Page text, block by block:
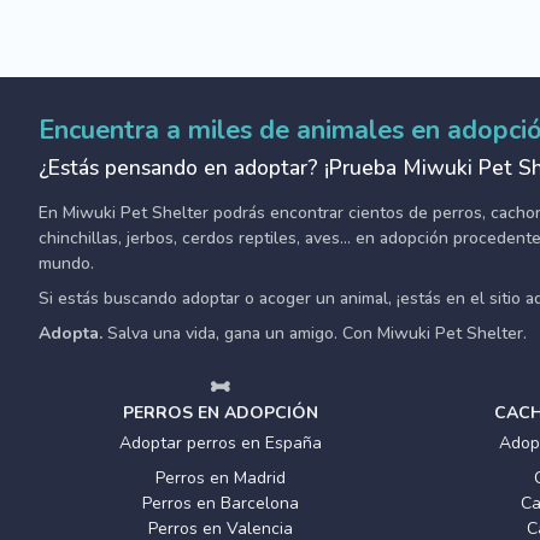
Encuentra a miles de animales en
¿Estás pensando en adoptar? ¡Prueba Miwuki Pet
En Miwuki Pet Shelter podrás encontrar cientos de perros,
chinchillas, jerbos, cerdos reptiles, aves... en adopción
mundo.
Si estás buscando adoptar o acoger un animal, ¡estás en el sitio
Adopta. Salva una vida, gana un amigo. Con Miwuki Pet Shelter.
PERROS EN ADOPCIÓN
Adoptar perros en España
Perros en Madrid
Perros en Barcelona
Perros en Valencia